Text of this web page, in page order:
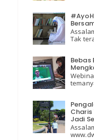
Tak
Bebas
Charis
Jadi